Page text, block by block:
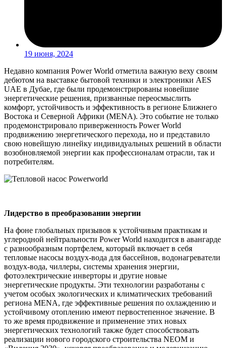
19 июня, 2024
Недавно компания Power World отметила важную веху своим
дебютом на выставке бытовой техники и электроники AES
UAE в Дубае, где были продемонстрированы новейшие
энергетические решения, призванные переосмыслить
комфорт, устойчивость и эффективность в регионе Ближнего
Востока и Северной Африки (MENA). Это событие не только
продемонстрировало приверженность Power World
продвижению энергетического перехода, но и представило
свою новейшую линейку индивидуальных решений в области
возобновляемой энергии как профессионалам отрасли, так и
потребителям.
Лидерство в преобразовании энергии
На фоне глобальных призывов к устойчивым практикам и
углеродной нейтральности Power World находится в авангарде
с разнообразным портфелем, который включает в себя
тепловые насосы воздух-вода для бассейнов, водонагреватели
воздух-вода, чиллеры, системы хранения энергии,
фотоэлектрические инверторы и другие новые
энергетические продукты. Эти технологии разработаны с
учетом особых экологических и климатических требований
региона MENA, где эффективные решения по охлаждению и
устойчивому отоплению имеют первостепенное значение. В
то же время продвижение и применение этих новых
энергетических технологий также будет способствовать
реализации нового городского строительства NEOM и